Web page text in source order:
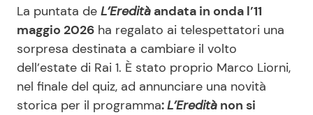
Mondo Mamma
News benessere
Salute
Le Ricette in TV
Primi Piatti
Ricette Facili e Veloci
La puntata de L’Eredità andata in onda l’11
maggio 2026 ha regalato ai telespettatori una
sorpresa destinata a cambiare il volto
dell’estate di Rai 1. È stato proprio Marco Liorni,
nel finale del quiz, ad annunciare una novità
storica per il programma:L’Eredità non si